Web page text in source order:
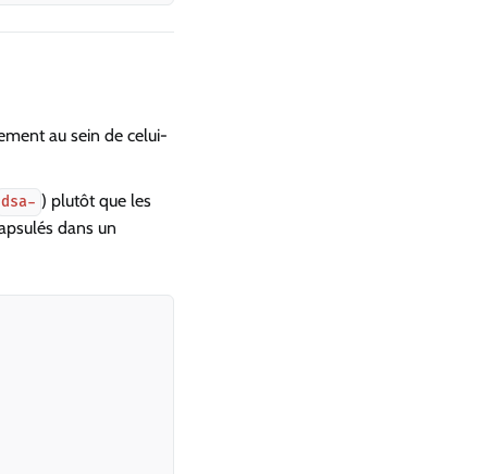
au sein de celui-
dsa- ) plutôt que les
dans un